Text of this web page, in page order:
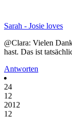
Sarah - Josie loves
@Clara: Vielen
hast. Das ist
Antworten
24
12
2012
12